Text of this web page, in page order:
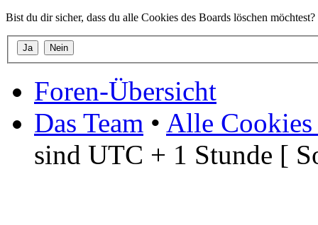
Bist du dir sicher, dass du alle Cookies des Boards löschen möchtest?
Foren-Übersicht
Das Team • Alle Cookies
sind UTC + 1 Stunde [